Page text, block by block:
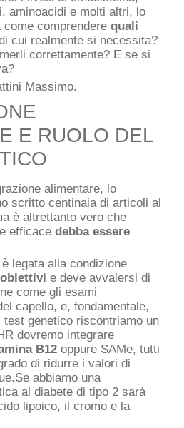
aminoacidi e molti altri, lo
comprendere quali
cui realmente si necessita?
correttamente? E se si
Massimo.
E RUOLO DEL
alimentare, lo
scritto centinaia di articoli al
è altrettanto vero che
efficace debba essere
legata alla condizione
obiettivi e deve avvalersi di
come gli esami
capello, e, fondamentale,
test genetico riscontriamo un
dovremo integrare
B12 oppure SAMe, tutti
di ridurre i valori di
abbiamo una
al diabete di tipo 2 sarà
lipoico, il cromo e la